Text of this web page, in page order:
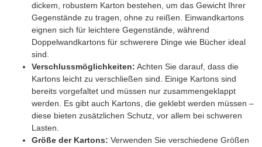
dickem, robustem Karton bestehen, um das Gewicht Ihrer
Gegenstände zu tragen, ohne zu reißen. Einwandkartons
eignen sich für leichtere Gegenstände, während
Doppelwandkartons für schwerere Dinge wie Bücher ideal
sind.
Verschlussmöglichkeiten: Achten Sie darauf, dass die
Kartons leicht zu verschließen sind. Einige Kartons sind
bereits vorgefaltet und müssen nur zusammengeklappt
werden. Es gibt auch Kartons, die geklebt werden müssen –
diese bieten zusätzlichen Schutz, vor allem bei schweren
Lasten.
Größe der Kartons: Verwenden Sie verschiedene Größen